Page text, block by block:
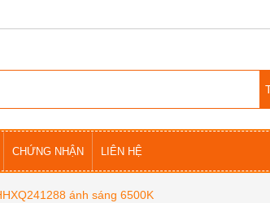
CHỨNG NHẬN LIÊN HỆ
ánh sáng 6500K